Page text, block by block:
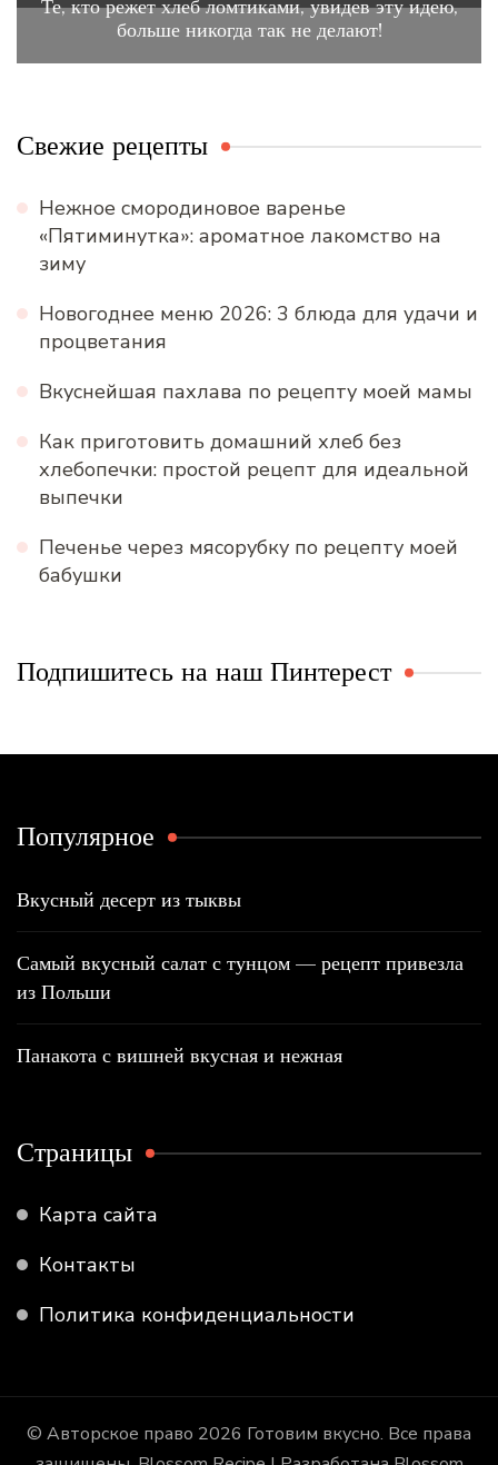
Те, кто режет хлеб ломтиками, увидев эту идею,
больше никогда так не делают!
Свежие рецепты
Нежное смородиновое варенье
«Пятиминутка»: ароматное лакомство на
зиму
Новогоднее меню 2026: 3 блюда для удачи и
процветания
Вкуснейшая пахлава по рецепту моей мамы
Как приготовить домашний хлеб без
хлебопечки: простой рецепт для идеальной
выпечки
Печенье через мясорубку по рецепту моей
бабушки
Подпишитесь на наш Пинтерест
Популярное
Вкусный десерт из тыквы
Самый вкусный салат с тунцом — рецепт привезла
из Польши
Панакота с вишней вкусная и нежная
Страницы
Карта сайта
Контакты
Политика конфиденциальности
© Авторское право 2026 Готовим вкусно. Все права